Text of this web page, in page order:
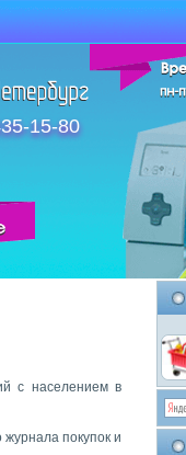
15-80
с населением в
покупок и